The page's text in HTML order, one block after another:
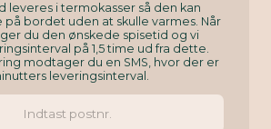
leveres i termokasser så den kan
bordet uden at skulle varmes. Når
du den ønskede spisetid og vi
på 1,5 time ud fra dette.
modtager du en SMS, hvor der er
leveringsinterval.